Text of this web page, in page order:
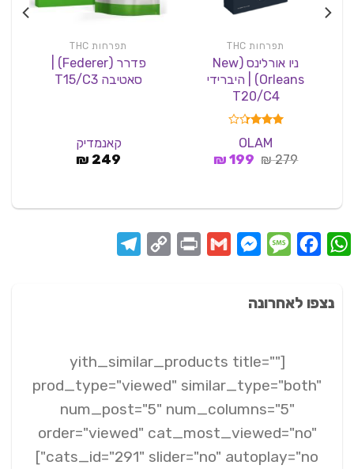
תפרחות THC
ניו אורלינס (New
Orleans) | היברידי
T20/C4
מתוך 5
OLAM
279
₪ המחיר
199
₪המחיר
תפרחות THC
פדרר (Federer) |
סאטיבה T15/C3
קאנמדיק
249
₪
WhatsApp
Facebook
Message
Messenger
Gmail
Print
Copy
Telegram
נצפו לאחרונה
[yith_similar_products title=""
prod_type="viewed" similar_type="both"
num_post="5" num_columns="5"
order="viewed" cat_most_viewed="no"
cats_id="291" slider="no" autoplay="no"]